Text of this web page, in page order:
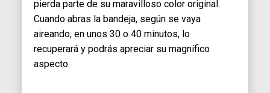
pierda parte de su maravilloso color original.
Cuando abras la bandeja, según se vaya
aireando, en unos 30 o 40 minutos, lo
recuperará y podrás apreciar su magnífico
aspecto.